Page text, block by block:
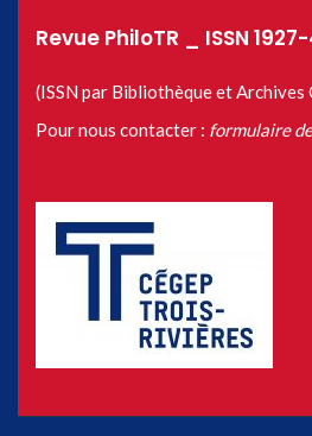
Revue PhiloTR _ ISSN 1927-
(ISSN par Bibliothèque et Archives
Pour nous contacter : formulaire